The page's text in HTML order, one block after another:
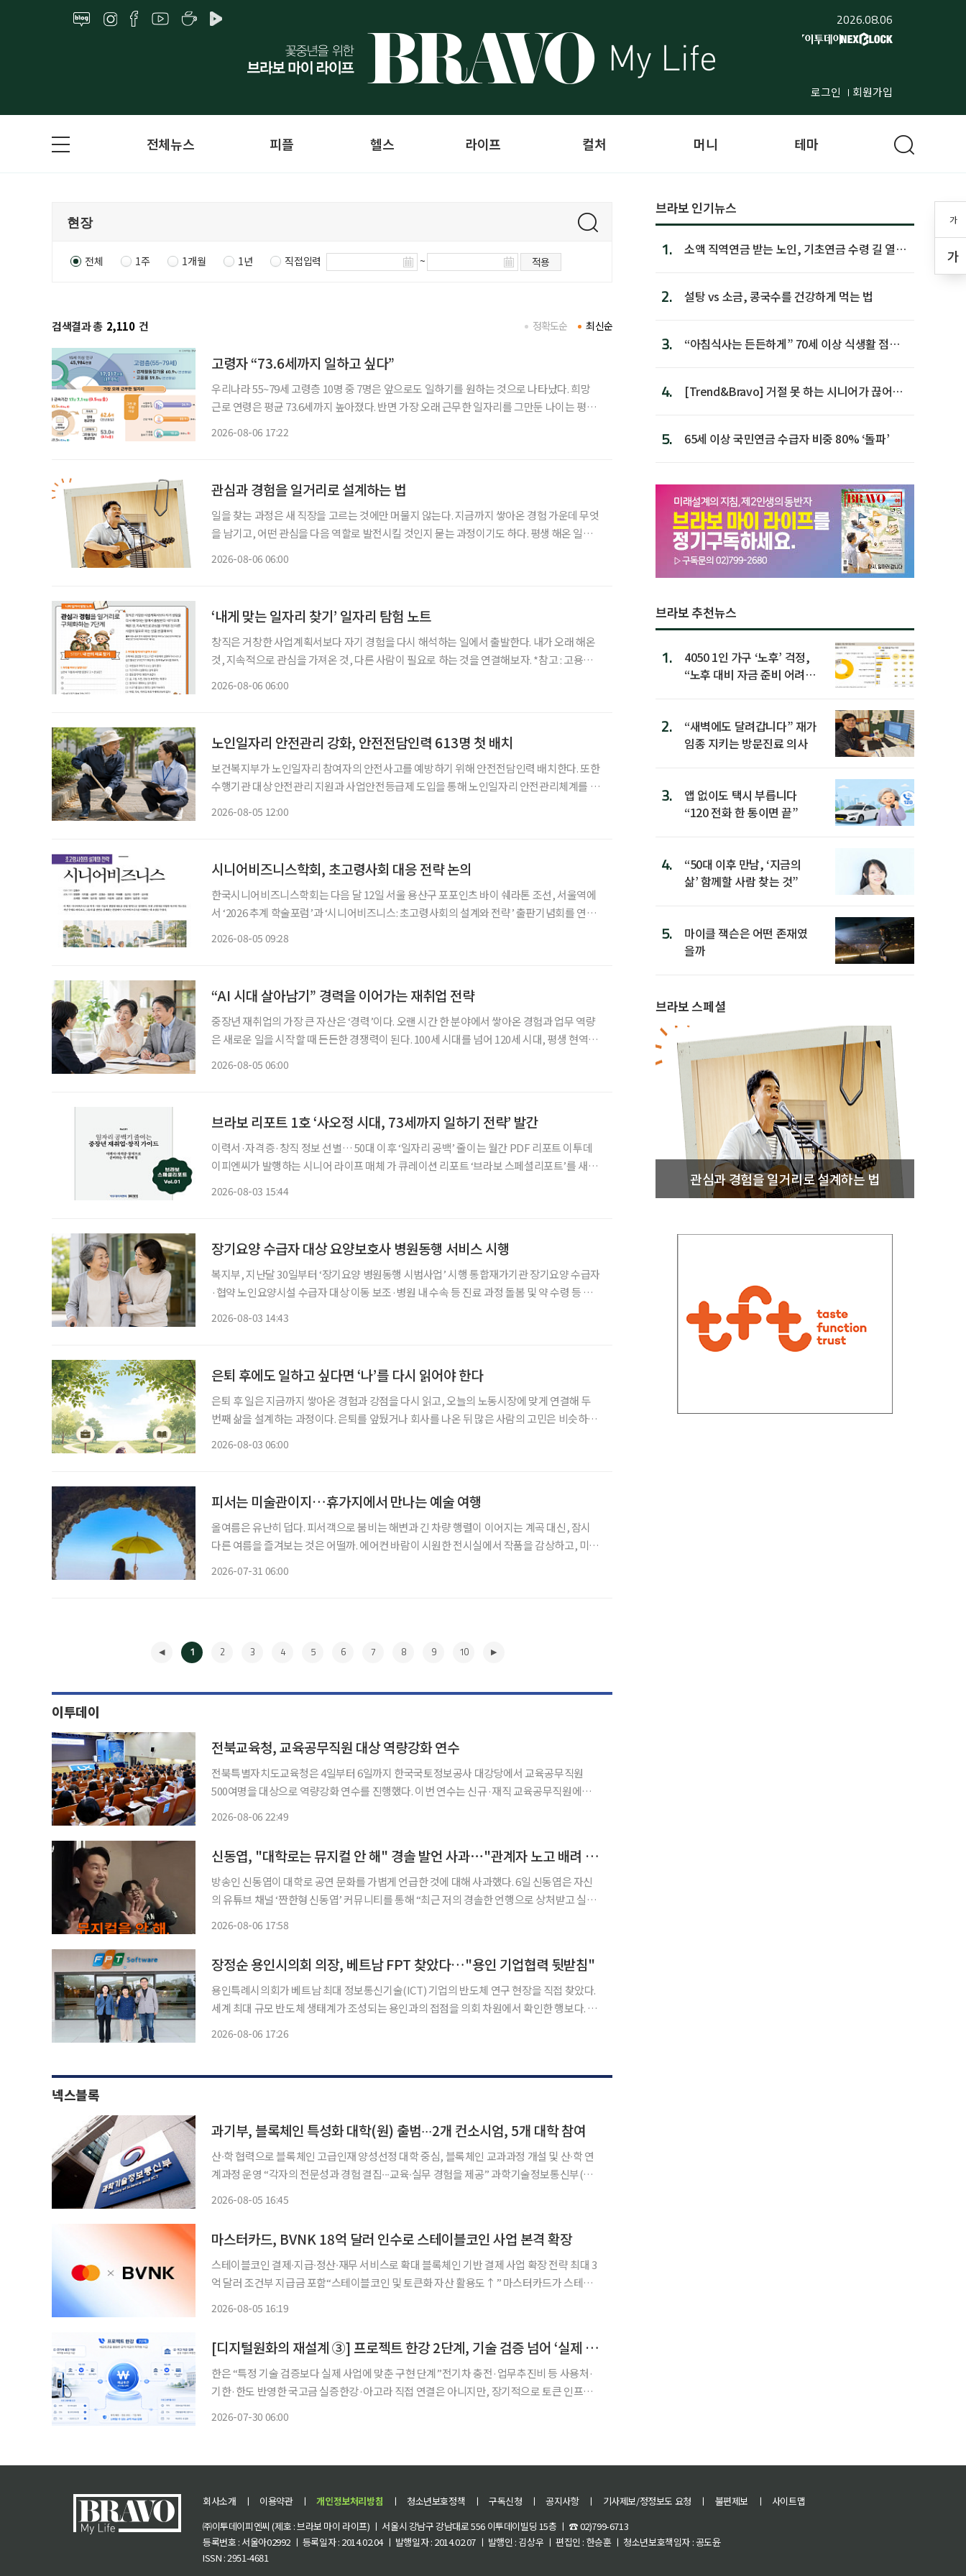
2026.08.06
로그인 회원가입
가
가
전체뉴스 피플 헬스 라이프 컬처 머니 테마
전체 1주 1개월 1년 직접입력 ~ 적용
검색결과 총 2,110 건 최신순
정확도순
고령자 “73.6세까지 일하고 싶다”
우리나라 55~79세 고령층 10명 중 7명은 앞으로도 일하기를 원하는 것으로 나타났다. 희망
근로 연령은 평균 73.6세까지 높아졌다. 반면 가장 오래 근무한 일자리를 그만둔 나이는 평균
2026-08-06 17:22
관심과 경험을 일거리로 설계하는 법
일을 찾는 과정은 새 직장을 고르는 것에만 머물지 않는다. 지금까지 쌓아온 경험 가운데 무엇
을 남기고, 어떤 관심을 다음 역할로 발전시킬 것인지 묻는 과정이기도 하다. 평생 해온 일을
2026-08-06 06:00
‘내게 맞는 일자리 찾기’ 일자리 탐험 노트
창직은 거창한 사업계획서보다 자기 경험을 다시 해석하는 일에서 출발한다. 내가 오래 해온
것, 지속적으로 관심을 가져온 것, 다른 사람이 필요로 하는 것을 연결해보자. *참고 : 고용노
2026-08-06 06:00
노인일자리 안전관리 강화, 안전전담인력 613명 첫 배치
보건복지부가 노인일자리 참여자의 안전사고를 예방하기 위해 안전전담인력 배치한다. 또한
수행기관 대상 안전관리 지원과 사업안전등급제 도입을 통해 노인일자리 안전관리체계를 대
2026-08-05 12:00
시니어비즈니스학회, 초고령사회 대응 전략 논의
한국시니어비즈니스학회는 다음 달 12일 서울 용산구 포포인츠 바이 쉐라톤 조선, 서울역에
서 ‘2026 추계 학술포럼’과 ‘시니어비즈니스: 초고령사회의 설계와 전략’ 출판기념회를 연다
2026-08-05 09:28
“AI 시대 살아남기” 경력을 이어가는 재취업 전략
중장년 재취업의 가장 큰 자산은 ‘경력’이다. 오랜 시간 한 분야에서 쌓아온 경험과 업무 역량
은 새로운 일을 시작할 때 든든한 경쟁력이 된다. 100세 시대를 넘어 120세 시대, 평생 현역을
2026-08-05 06:00
브라보 리포트 1호 ‘사오정 시대, 73세까지 일하기 전략’ 발간
이력서·자격증·창직 정보 선별… 50대 이후 ‘일자리 공백’ 줄이는 월간 PDF 리포트 이투데
이피엔씨가 발행하는 시니어 라이프 매체 가 큐레이션 리포트 ‘브라보 스페셜리포트’를 새롭
2026-08-03 15:44
장기요양 수급자 대상 요양보호사 병원동행 서비스 시행
복지부, 지난달 30일부터 ‘장기요양 병원동행 시범사업’ 시행 통합재가기관 장기요양 수급자
·협약 노인요양시설 수급자 대상 이동 보조·병원 내 수속 등 진료 과정 돌봄 및 약 수령 등 지
2026-08-03 14:43
은퇴 후에도 일하고 싶다면 ‘나’를 다시 읽어야 한다
은퇴 후 일은 지금까지 쌓아온 경험과 강점을 다시 읽고, 오늘의 노동시장에 맞게 연결해 두
번째 삶을 설계하는 과정이다. 은퇴를 앞뒀거나 회사를 나온 뒤 많은 사람의 고민은 비슷하다.
2026-08-03 06:00
피서는 미술관이지…휴가지에서 만나는 예술 여행
올여름은 유난히 덥다. 피서객으로 붐비는 해변과 긴 차량 행렬이 이어지는 계곡 대신, 잠시
다른 여름을 즐겨보는 것은 어떨까. 에어컨 바람이 시원한 전시실에서 작품을 감상하고, 미술
2026-07-31 06:00
1 2 3 4 5 6 7 8 9 10
이투데이
전북교육청, 교육공무직원 대상 역량강화 연수
전북특별자치도교육청은 4일부터 6일까지 한국국토정보공사 대강당에서 교육공무직원
500여명을 대상으로 역량강화 연수를 진행했다. 이번 연수는 신규·재직 교육공무직원에게
2026-08-06 22:49
신동엽, "대학로는 뮤지컬 안 해" 경솔 발언 사과⋯"관계자 노고 배려 못해"
방송인 신동엽이 대학로 공연 문화를 가볍게 언급한 것에 대해 사과했다. 6일 신동엽은 자신
의 유튜브 채널 ‘짠한형 신동엽’ 커뮤니티를 통해 “최근 저의 경솔한 언행으로 상처받고 실망
2026-08-06 17:58
장정순 용인시의회 의장, 베트남 FPT 찾았다…"용인 기업협력 뒷받침"
용인특례시의회가 베트남 최대 정보통신기술(ICT) 기업의 반도체 연구 현장을 직접 찾았다.
세계 최대 규모 반도체 생태계가 조성되는 용인과의 접점을 의회 차원에서 확인한 행보다. 6
2026-08-06 17:26
넥스블록
과기부, 블록체인 특성화 대학(원) 출범∙∙∙2개 컨소시엄, 5개 대학 참여
산∙학 협력으로 블록체인 고급인재 양성선정 대학 중심, 블록체인 교과과정 개설 및 산∙학 연
계과정 운영 “각자의 전문성과 경험 결집∙∙∙교육∙실무 경험을 제공” 과학기술정보통신부(부
2026-08-05 16:45
마스터카드, BVNK 18억 달러 인수로 스테이블코인 사업 본격 확장
스테이블코인 결제∙지급∙정산∙재무 서비스로 확대 블록체인 기반 결제 사업 확장 전략 최대 3
억 달러 조건부 지급금 포함“스테이블코인 및 토큰화 자산 활용도↑” 마스터카드가 스테이
2026-08-05 16:19
[디지털원화의 재설계 ③] 프로젝트 한강 2단계, 기술 검증 넘어 ‘실제 사업 구현’으로
한은 “특정 기술 검증보다 실제 사업에 맞춘 구현 단계”전기차 충전·업무추진비 등 사용처·
기한·한도 반영한 국고금 실증한강·아고라 직접 연결은 아니지만, 장기적으로 토큰 인프라
2026-07-30 06:00
브라보 인기뉴스
1.
소액 직역연금 받는 노인, 기초연금 수령 길 열린
2. 설탕 vs 소금, 콩국수를 건강하게 먹는 법
3.
“아침식사는 든든하게” 70세 이상 식생활 점수
4.
[Trend&Bravo] 거절 못 하는 시니어가 끊어야
5. 65세 이상 국민연금 수급자 비중 80% ‘돌파’
브라보 추천뉴스
1.
4050 1인 가구 ‘노후’ 걱정,
“노후 대비 자금 준비 어려
2.
“새벽에도 달려갑니다” 재가
임종 지키는 방문진료 의사
3.
앱 없이도 택시 부릅니다
“120 전화 한 통이면 끝”
4.
“50대 이후 만남, ‘지금의
삶’ 함께할 사람 찾는 것”
5.
마이클 잭슨은 어떤 존재였
을까
브라보 스페셜
관심과 경험을 일거리로 설계하는 법
회사소개 ㅣ 이용약관 ㅣ 개인정보처리방침 ㅣ 청소년보호정책 ㅣ 구독신청 ㅣ 공지사항 ㅣ 기사제보/정정보도 요청 ㅣ 불편제보 ㅣ
사이트맵
㈜이투데이피엔씨 (제호 : 브라보 마이 라이프) ㅣ 서울시 강남구 강남대로 556 이투데이빌딩 15층 ㅣ ☎ 02)799-6713
등록번호 : 서울아02992 ㅣ 등록일자 : 2014.02.04 ㅣ 발행일자 : 2014.02.07 ㅣ 발행인 : 김상우 ㅣ 편집인 : 한승훈 ㅣ 청소년보호책임자 : 공도윤
ISSN : 2951-4681